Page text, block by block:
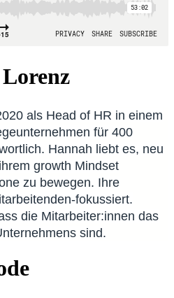
als Head of HR in einem
für 400
Hannah liebt es, neu
growth Mindset
zu bewegen. Ihre
fokussiert.
die Mitarbeiter:innen das
sind.